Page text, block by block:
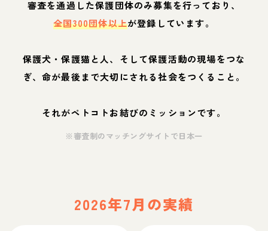
審査を通過した保護団体のみ募集を行っており、
全国300団体以上が登録しています。
保護犬・保護猫と人、そして保護活動の現場をつな
ぎ、命が最後まで大切にされる社会をつくること。
それがペトコトお結びのミッションです。
※審査制のマッチングサイトで日本一
2026年7月の実績